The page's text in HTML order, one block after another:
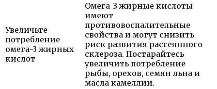
Увеличьте
потребление
омега-3 жирных
кислот
Омега-3 жирные кислоты
имеют
противовоспалительные
свойства и могут снизить
риск развития рассеянного
склероза. Постарайтесь
увеличить потребление
рыбы, орехов, семян льна и
масла камеллии.